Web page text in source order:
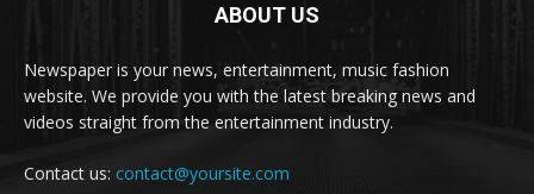
ABOUT US
Newspaper is your news, entertainment, music fashion
website. We provide you with the latest breaking news and
videos straight from the entertainment industry.
Contact us: contact@yoursite.com